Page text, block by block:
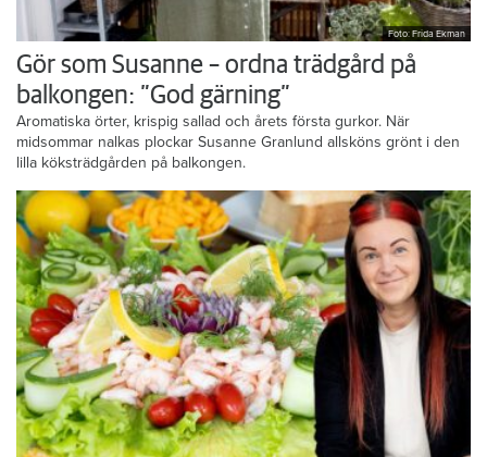
Foto: Frida Ekman
Gör som Susanne – ordna trädgård på
balkongen: ”God gärning”
Aromatiska örter, krispig sallad och årets första gurkor. När
midsommar nalkas plockar Susanne Granlund allsköns grönt i den
lilla köksträdgården på balkongen.